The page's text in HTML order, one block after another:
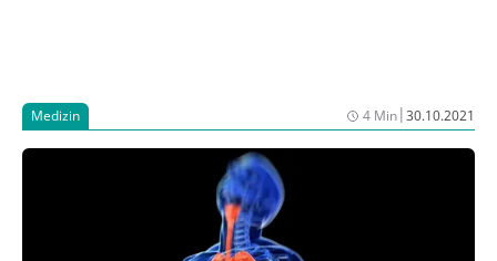
Medizin 4 Min|30.10.2021